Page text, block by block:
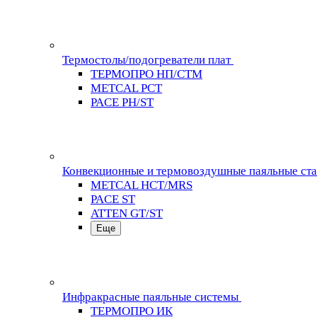
Термостолы/подогреватели плат
ТЕРМОПРО НП/СТМ
METCAL PCT
PACE PH/ST
Конвекционные и термовоздушные паяльные
METCAL HCT/MRS
PACE ST
ATTEN GT/ST
Еще
Инфракрасные паяльные системы
ТЕРМОПРО ИК